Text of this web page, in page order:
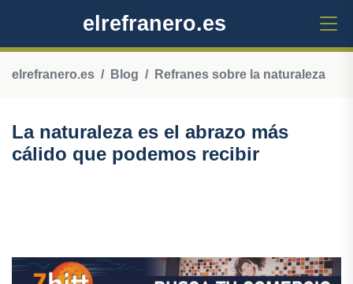
elrefranero.es
elrefranero.es Blog Refranes sobre la naturaleza
La naturaleza es el abrazo más
cálido que podemos recibir